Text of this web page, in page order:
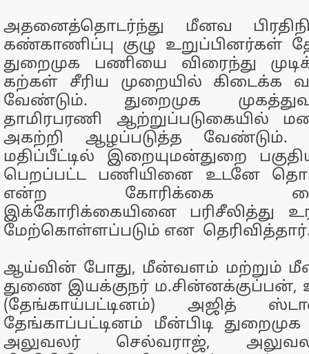
அதனைத்தொடர்ந்து மீனவ
கண்காணிப்பு குழு உறுப்பினர்கள்
துறைமுக பணியை விரைந்து
கற்கள் சீரிய முறையில் கிடைக்க
வேண்டும். துறைமுக
தாமிரபரணி ஆற்றுப்படுகையில்
அகற்றி ஆழப்படுத்த வேண்டும்.
மதிப்பீட்டில் இறையுமன்துறை
பெறப்பட்ட பணியினை உடனே
என்ற கோரிக்கை
இக்கோரிக்கையினை பரிசீலித்து
மேற்கொள்ளப்படும் என
ஆய்வின் போது, மீன்வளம் மற்றும்
துணை இயக்குநர் ம.சின்னக்குப்பன்,
(தேங்காய்பட்டினம்) அஜித்
தேங்காப்பட்டினம் மீன்பிடி துறைமுக
அலுவலர் செல்வராஜ்,